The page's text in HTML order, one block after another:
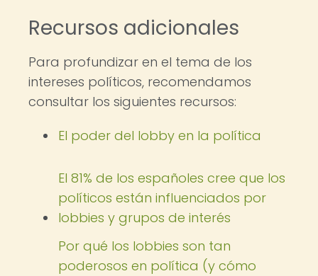
Recursos adicionales
Para profundizar en el tema de los
intereses políticos, recomendamos
consultar los siguientes recursos:
El poder del lobby en la política
El 81% de los españoles cree que los
políticos están influenciados por
lobbies y grupos de interés
Por qué los lobbies son tan
poderosos en política (y cómo